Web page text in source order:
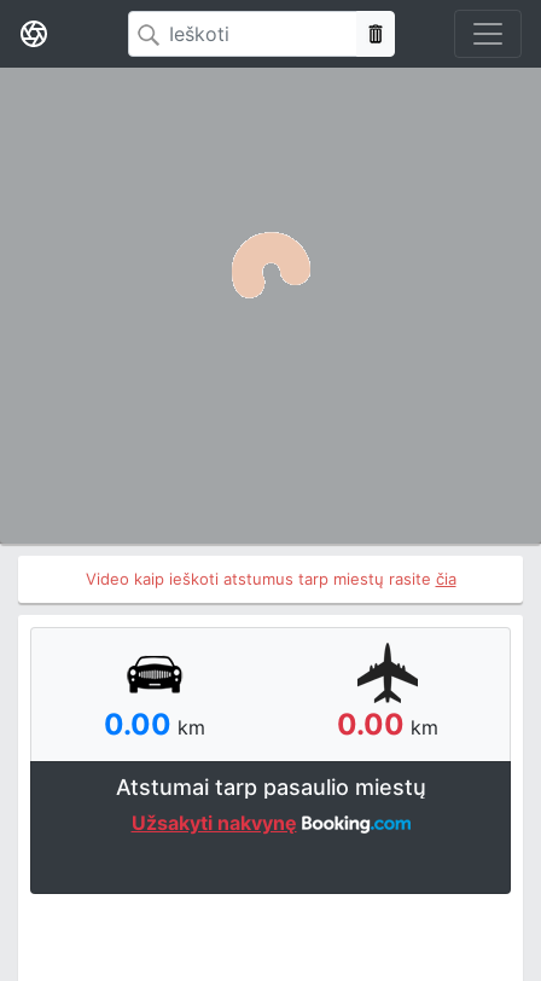
Video kaip ieškoti atstumus tarp miestų rasite čia
0.00 km 0.00 km
Atstumai tarp pasaulio miestų
Užsakyti nakvynę